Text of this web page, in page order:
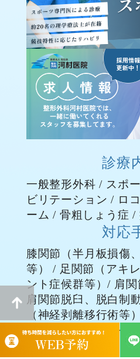
診療
一般整形外科 / スポ
ビリテーション / ロ
ーム / 骨粗しょう症 /
対応
膝関節（半月板損傷、
等） / 足関節（アキ
ント症候群等）/ 肩関
肩関節脱臼 、脱白制
（神経剥離移行術等
（TKA、THA）/ その